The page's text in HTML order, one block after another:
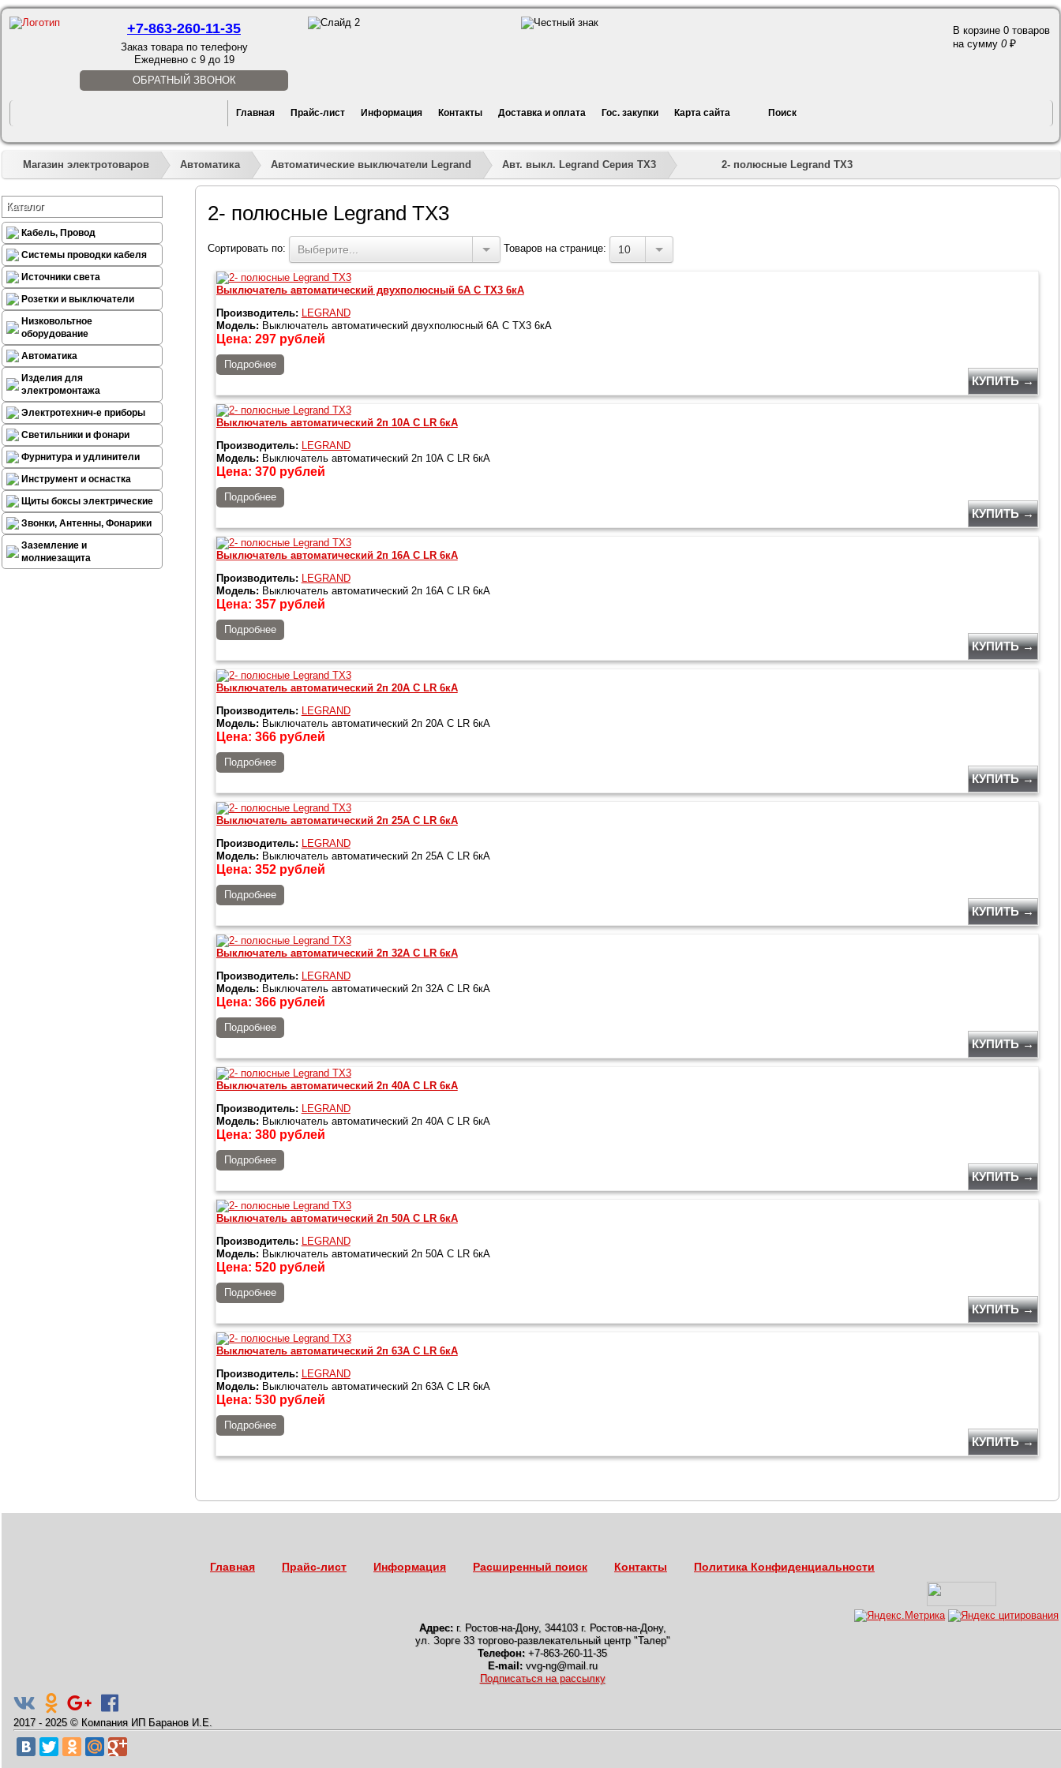
+7-863-260-11-35
Заказ товара по телефону
Ежедневно с 9 до 19
ОБРАТНЫЙ ЗВОНОК
В корзине 0 товаров
на сумму 0
Главная Прайс-лист Информация Контакты Доставка и оплата Гос. закупки Карта сайта Поиск
Магазин электротоваров »
Автоматика »
Автоматические выключатели Legrand Авт. выкл. Legrand Серия TX3 2- полюсные Legrand TX3
Каталог
Кабель, Провод
Системы проводки кабеля
Источники света
Розетки и выключатели
Низковольтное
оборудование
Автоматика
Изделия для
электромонтажа
Электротехнич-е приборы
Светильники и фонари
Фурнитура и удлинители
Инструмент и оснастка
Щиты боксы электрические
Звонки, Антенны, Фонарики
Заземление и
молниезащита
2- полюсные Legrand TX3
Сортировать по: Выберите... Товаров на странице: 10
Выключатель автоматический двухполюсный 6А C TX3 6кА
Производитель: LEGRAND
Модель: Выключатель автоматический двухполюсный 6А C TX3 6кА
Цена: 297рублей
Подробнее
КУПИТЬ →
Выключатель автоматический 2п 10А С LR 6кА
Производитель: LEGRAND
Модель: Выключатель автоматический 2п 10А С LR 6кА
Цена: 370рублей
Подробнее
КУПИТЬ →
Выключатель автоматический 2п 16А С LR 6кА
Производитель: LEGRAND
Модель: Выключатель автоматический 2п 16А С LR 6кА
Цена: 357рублей
Подробнее
КУПИТЬ →
Выключатель автоматический 2п 20А С LR 6кА
Производитель: LEGRAND
Модель: Выключатель автоматический 2п 20А С LR 6кА
Цена: 366рублей
Подробнее
КУПИТЬ →
Выключатель автоматический 2п 25А С LR 6кА
Производитель: LEGRAND
Модель: Выключатель автоматический 2п 25А С LR 6кА
Цена: 352рублей
Подробнее
КУПИТЬ →
Выключатель автоматический 2п 32А С LR 6кА
Производитель: LEGRAND
Модель: Выключатель автоматический 2п 32А С LR 6кА
Цена: 366рублей
Подробнее
КУПИТЬ →
Выключатель автоматический 2п 40А С LR 6кА
Производитель: LEGRAND
Модель: Выключатель автоматический 2п 40А С LR 6кА
Цена: 380рублей
Подробнее
КУПИТЬ →
Выключатель автоматический 2п 50А С LR 6кА
Производитель: LEGRAND
Модель: Выключатель автоматический 2п 50А С LR 6кА
Цена: 520рублей
Подробнее
КУПИТЬ →
Выключатель автоматический 2п 63А С LR 6кА
Производитель: LEGRAND
Модель: Выключатель автоматический 2п 63А С LR 6кА
Цена: 530рублей
Подробнее
КУПИТЬ →
Главная Прайс-лист Информация Расширенный поиск Контакты Политика Конфиденциальности
Адрес: г. Ростов-на-Дону, 344103 г. Ростов-на-Дону,
ул. Зорге 33 торгово-развлекательный центр "Талер"
Телефон: +7-863-260-11-35
E-mail: vvg-ng@mail.ru
Подписаться на рассылку
2017 - 2025 © Компания ИП Баранов И.Е.